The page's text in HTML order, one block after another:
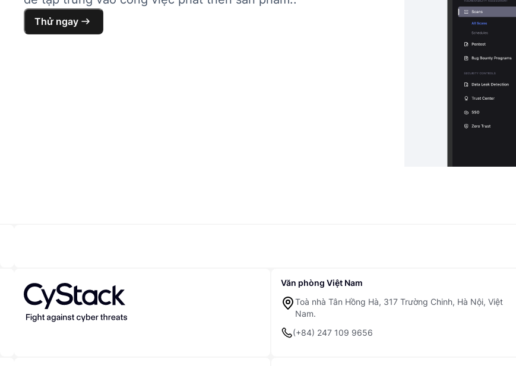
Thử ngay
Văn phòng Việt Nam
Toà nhà Tân Hồng Hà, 317 Trường Chinh, Hà Nội, Việt
Nam.
(+84) 247 109 9656